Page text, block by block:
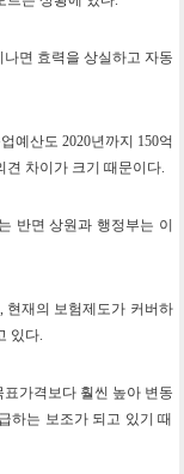
면 효력을 상실하고 자동
예산도 2020년까지 150억
견 차이가 크기 때문이다.
반면 상원과 행정부는 이
현재의 보험제도가 커버하
있다.
가격보다 훨씬 높아 변동
하는 보조가 되고 있기 때